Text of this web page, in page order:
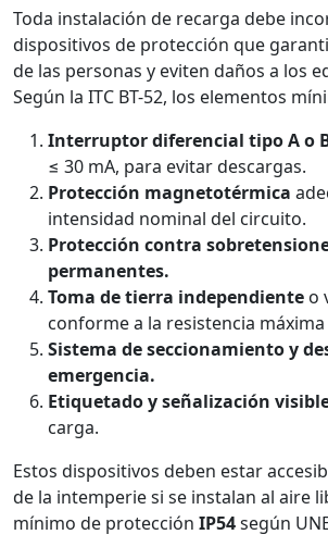
Toda instalación de recarga debe
dispositivos de protección que
de las personas y eviten daños a los
Según la ITC BT-52, los elementos
Interruptor diferencial tipo A o
≤ 30 mA, para evitar descargas.
Protección magnetotérmica
intensidad nominal del circuito.
Protección contra
permanentes.
Toma de tierra independiente o
conforme a la resistencia
Sistema de seccionamiento y
emergencia.
Etiquetado y señalización
carga.
Estos dispositivos deben estar
de la intemperie si se instalan al aire
mínimo de protección IP54según